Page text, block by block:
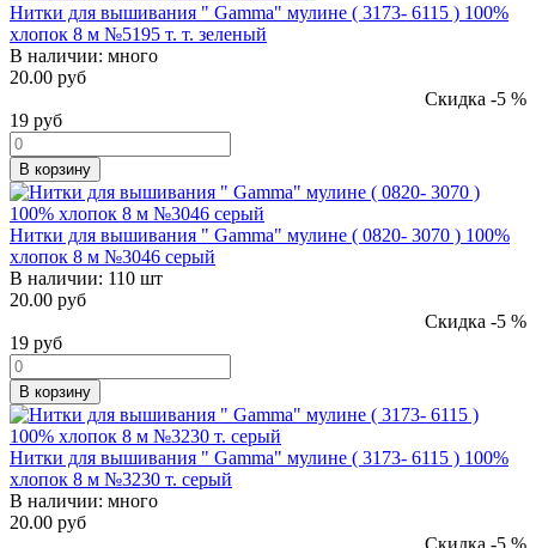
Нитки для вышивания " Gamma" мулине ( 3173- 6115 ) 100%
хлопок 8 м №5195 т. т. зеленый
В наличии: много
20.00 руб
Скидка -5 %
19 руб
В корзину
Нитки для вышивания " Gamma" мулине ( 0820- 3070 ) 100%
хлопок 8 м №3046 серый
В наличии: 110 шт
20.00 руб
Скидка -5 %
19 руб
В корзину
Нитки для вышивания " Gamma" мулине ( 3173- 6115 ) 100%
хлопок 8 м №3230 т. серый
В наличии: много
20.00 руб
Скидка -5 %